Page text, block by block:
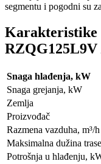
segmentu i pogodni su
Karakteristike
RZQG125L9V
Snaga hlađenja, kW
Snaga grejanja, kW
Zemlja
Proizvođač
Razmena vazduha, m³/h
Maksimalna dužina
Potrošnja u hlađenju,